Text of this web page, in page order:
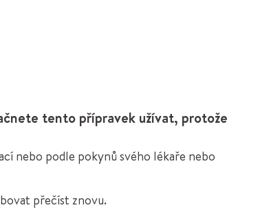
tento přípravek užívat, protože
nebo podle pokynů svého lékaře nebo
přečíst znovu.